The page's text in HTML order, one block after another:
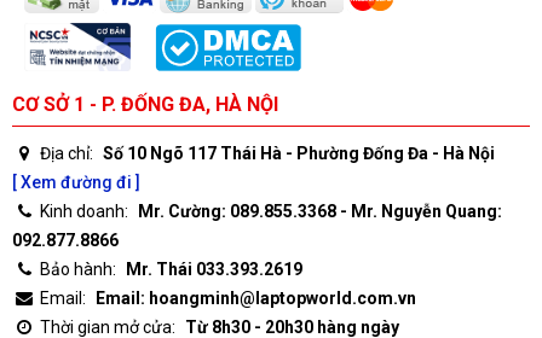
CƠ SỞ 1 - P. ĐỐNG ĐA, HÀ NỘI
Địa chỉ: Số 10 Ngõ 117 Thái Hà - Phường Đống Đa - Hà Nội
[ Xem đường đi ]
Kinh doanh:
Mr. Cường: 089.855.3368 - Mr. Nguyễn Quang:
092.877.8866
Bảo hành:
Mr. Thái 033.393.2619
Email:
Email: hoangminh@laptopworld.com.vn
Thời gian mở cửa:
Từ 8h30 - 20h30 hàng ngày